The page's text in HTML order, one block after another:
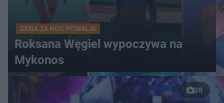
CENA ZA NOC POWALA!
Roksana Węgiel wypoczywa na
Mykonos
28